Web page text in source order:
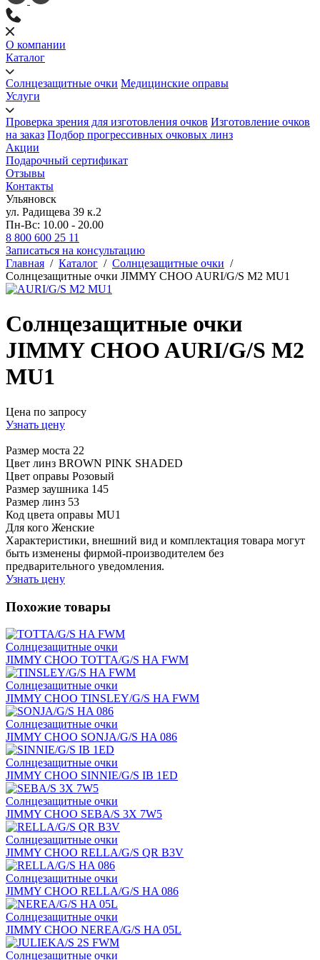
О компании
Каталог
Солнцезащитные очки Медицинские оправы
Услуги
Проверка зрения для изготовления очков Изготовление очков
на заказ Подбор прогрессивных очковых линз
Акции
Подарочный сертификат
Отзывы
Контакты
Ульяновск
ул. Радищева 39 к.2
Пн-Вс: 10.00 - 20.00
8 800 600 25 11
Записаться на консультацию
Главная / Каталог / Солнцезащитные очки /
Солнцезащитные очки JIMMY CHOO AURI/G/S M2 MU1
Солнцезащитные очки
JIMMY CHOO AURI/G/S M2
MU1
Цена по запросу
Узнать цену
Размер моста 22
Цвет линз BROWN PINK SHADED
Цвет оправы Розовый
Размер заушника 145
Размер линз 53
Код цвета оправы MU1
Для кого Женские
Характеристики, внешний вид и комплектация товара могут
быть изменены фирмой-производителем без
предварительного уведомления.
Узнать цену
Похожие товары
Солнцезащитные очки
JIMMY CHOO TOTTA/G/S HA FWM
Солнцезащитные очки
JIMMY CHOO TINSLEY/G/S HA FWM
Солнцезащитные очки
JIMMY CHOO SONJA/G/S HA 086
Солнцезащитные очки
JIMMY CHOO SINNIE/G/S IB 1ED
Солнцезащитные очки
JIMMY CHOO SEBA/S 3X 7W5
Солнцезащитные очки
JIMMY CHOO RELLA/G/S QR B3V
Солнцезащитные очки
JIMMY CHOO RELLA/G/S HA 086
Солнцезащитные очки
JIMMY CHOO NEREA/G/S HA 05L
Солнцезащитные очки